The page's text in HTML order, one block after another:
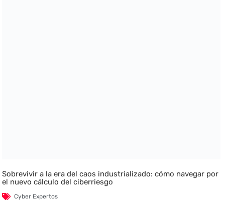
Sobrevivir a la era del caos industrializado: cómo navegar por
el nuevo cálculo del ciberriesgo
Cyber Expertos